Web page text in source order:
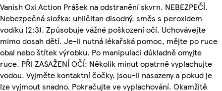
Vanish Oxi Action Prášek na odstranění skvrn. NEBEZPEČÍ.
Nebezpečná složka: uhličitan disodný, směs s peroxidem
vodíku (2:3). Způsobuje vážné poškození očí. Uchovávejte
mimo dosah dětí. Je-li nutná lékařská pomoc, mějte po ruce
obal nebo štítek výrobku. Po manipulaci důkladně omyjte
ruce. PŘI ZASAŽENÍ OČÍ: Několik minut opatrně vyplachujte
vodou. Vyjměte kontaktní čočky, jsou-li nasazeny a pokud je
lze vyjmout snadno. Pokračujte ve vyplachování. Okamžitě